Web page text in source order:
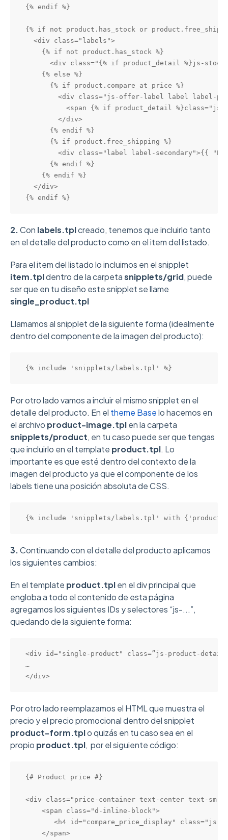
{% endif %}
{% if not product.has_stock or
  <div class="labels">
    {% if not product.has_stock %}
<div class="{% if product_detail %}js-
    {% else %}
      {% if product.compare_at_price %}
<div class="js-offer-label label label-
<span {% if product_detail
        </div>
      {% endif %}
      {% if product.free_shipping %}
<div class="label label-secondary">{{
      {% endif %}
    {% endif %}
  </div>
{% endif %}
2.Con labels.tplcreado, tenemos que incluirlo tanto
en el detalle del producto como en el item del listado.
Para el item del listado lo incluimos en el snipplet
item.tpldentro de la carpetasnipplets/grid, puede
ser que en tu diseño este snipplet se llame
single_product.tpl
Llamamos al snipplet de la siguiente forma (idealmente
dentro del componente de la imagen del producto):
{% include 'snipplets/labels.tpl' %}
Por otro lado vamos a incluir el mismo snipplet en el
detalle del producto. En el theme Baselo hacemos en
el archivo product-image.tplen la carpeta
snipplets/product, en tu caso puede ser que tengas
que incluirlo en el template product.tpl. Lo
importante es que esté dentro del contexto de la
imagen del producto ya que el componente de los
labels tiene una posición absoluta de CSS.
{% include 'snipplets/labels.tpl' with
3.Continuando con el detalle del producto aplicamos
los siguientes cambios:
En el template product.tplen el div principal que
engloba a todo el contenido de esta página
agregamos los siguientes IDs y selectores “js-...”,
quedando de la siguiente forma:
<div id="single-product" class=”js-product-
…
</div>
Por otro lado reemplazamos el HTML que muestra el
precio y el precio promocional dentro del snipplet
product-form.tplo quizás en tu caso sea en el
propio product.tpl, por el siguiente código:
{# Product price #}
<div class="price-container text-center text-sm-
    <span class="d-inline-block">
<h4 id="compare_price_display" class="js-
    </span>